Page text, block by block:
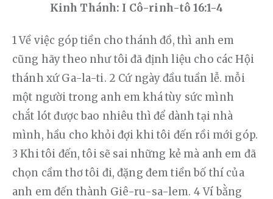
Kinh Thánh: I Cô-rinh-tô 16:1-4
1 Về việc góp tiền cho thánh đồ, thì anh em
cũng hãy theo như tôi đã định liệu cho các Hội
thánh xứ Ga-la-ti. 2 Cứ ngày đầu tuần lễ. mỗi
một người trong anh em khá tùy sức mình
chắt lót được bao nhiêu thì để dành tại nhà
mình, hầu cho khỏi đợi khi tôi đến rồi mới góp.
3 Khi tôi đến, tôi sẽ sai những kẻ mà anh em đã
chọn cầm thơ tôi đi, đặng đem tiền bố thí của
anh em đến thành Giê-ru-sa-lem. 4 Ví bằng